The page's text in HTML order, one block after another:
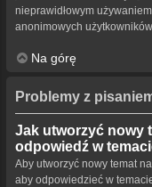
nieprawidłowym
anonimowych użytkowników.
Na górę
Problemy z
Jak utworzyć nowy
odpowiedź w
Aby utworzyć nowy temat
aby odpowiedzieć w